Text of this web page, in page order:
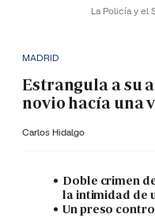
La Policía y el
MADRID
Estrangula a su
novio hacía una
Carlos Hidalgo
Doble crimen
la intimidad de
Un preso